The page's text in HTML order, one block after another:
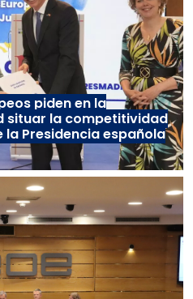
piden en la
situar la competitividad
la Presidencia española